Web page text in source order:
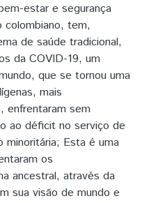
estar e segurança
colombiano, tem,
de saúde tradicional,
da COVID-19, um
que se tornou uma
mais
enfrentaram sem
ao déficit no serviço de
minoritária; Esta é uma
os
ancestral, através da
sua visão de mundo e